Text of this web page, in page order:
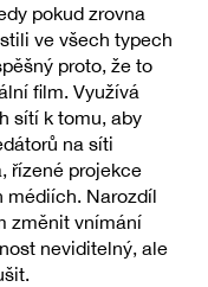
pokud zrovna
ve všech typech
proto, že to
film. Využívá
sítí k tomu, aby
na síti
řízené projekce
médiích. Narozdíl
změnit vnímání
neviditelný, ale